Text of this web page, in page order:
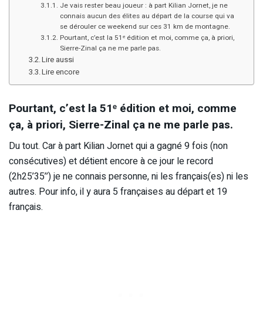
Je vais rester beau joueur : à part Kilian Jornet, je ne
connais aucun des élites au départ de la course qui va
se dérouler ce weekend sur ces 31 km de montagne.
Pourtant, c’est la 51ᵉ édition et moi, comme ça, à priori,
Sierre-Zinal ça ne me parle pas.
Lire aussi
Lire encore
Pourtant, c’est la 51ᵉ édition et moi, comme
ça, à priori, Sierre-Zinal ça ne me parle pas.
Du tout. Car à part Kilian Jornet qui a gagné 9 fois (non
consécutives) et détient encore à ce jour le record
(2h25’35’’) je ne connais personne, ni les français(es) ni les
autres. Pour info, il y aura 5 françaises au départ et 19
français.